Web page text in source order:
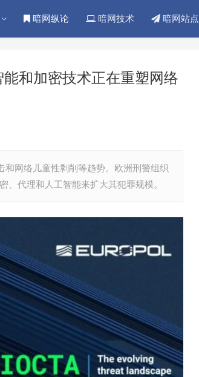
暗网纵论 暗网技术 暗网站点
和加密技术正在重塑网络
网络儿童性剥削等趋势。欧洲刑警组织
代理和人工智能来扩大其犯罪规模。